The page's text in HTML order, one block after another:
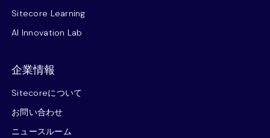
Sitecore Learning
AI Innovation Lab
企業情報
Sitecoreについて
お問い合わせ
ニュースルーム